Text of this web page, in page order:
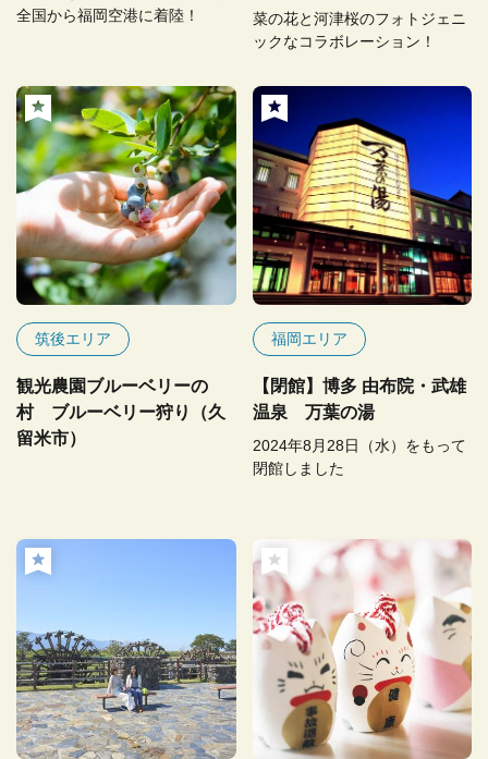
全国から福岡空港に着陸！
菜の花と河津桜のフォトジェニ
ックなコラボレーション！
筑後エリア
観光農園ブルーベリーの
村 ブルーベリー狩り（久
留米市）
福岡エリア
【閉館】博多 由布院・武雄
温泉 万葉の湯
2024年8月28日（水）をもって
閉館しました